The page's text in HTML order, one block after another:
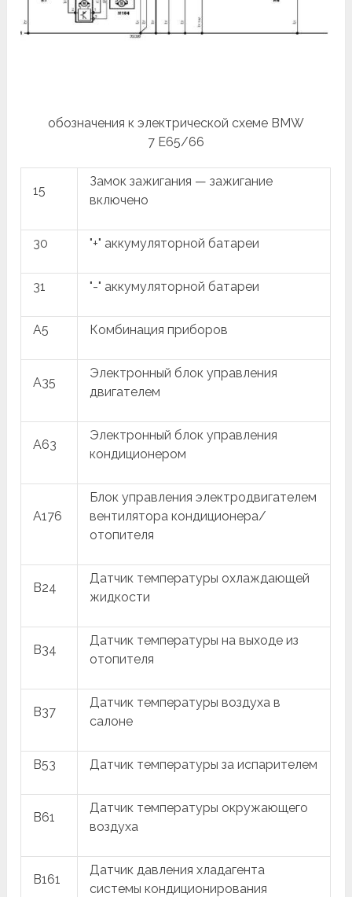
обозначения к электрической схеме BMW
7 E65/66
15
Замок зажигания — зажигание
включено
30 "+" аккумуляторной батареи
31 "-" аккумуляторной батареи
A5 Комбинация приборов
A35
Электронный блок управления
двигателем
A63
Электронный блок управления
кондиционером
A176
Блок управления электродвигателем
вентилятора кондиционера/
отопителя
B24
Датчик температуры охлаждающей
жидкости
B34
Датчик температуры на выходе из
отопителя
B37
Датчик температуры воздуха в
салоне
B53 Датчик температуры за испарителем
B61
Датчик температуры окружающего
воздуха
B161
Датчик давления хладагента
системы кондиционирования